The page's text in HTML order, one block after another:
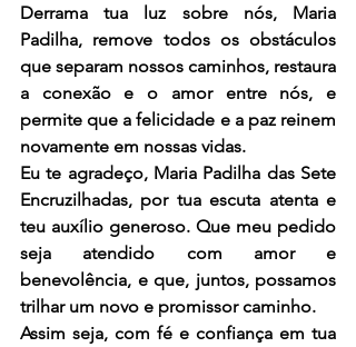
Derrama tua luz sobre nós, Maria
Padilha, remove todos os obstáculos
que separam nossos caminhos, restaura
a conexão e o amor entre nós, e
permite que a felicidade e a paz reinem
novamente em nossas vidas.
Eu te agradeço, Maria Padilha das Sete
Encruzilhadas, por tua escuta atenta e
teu auxílio generoso. Que meu pedido
seja atendido com amor e
benevolência, e que, juntos, possamos
trilhar um novo e promissor caminho.
Assim seja, com fé e confiança em tua